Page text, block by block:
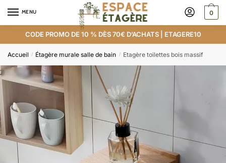
MENU 0
CODE PROMO DE 10 % DÈS 70€ D’ACHATS | ETAGERE10
Accueil / Étagère murale salle de bain / Etagère toilettes bois massif